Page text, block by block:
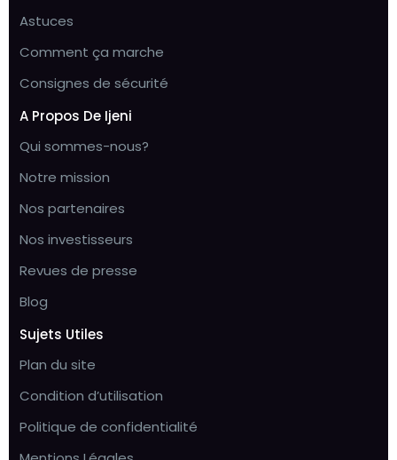
Astuces
Comment ça marche
Consignes de sécurité
A Propos De Ijeni
Qui sommes-nous?
Notre mission
Nos partenaires
Nos investisseurs
Revues de presse
Blog
Sujets Utiles
Plan du site
Condition d’utilisation
Politique de confidentialité